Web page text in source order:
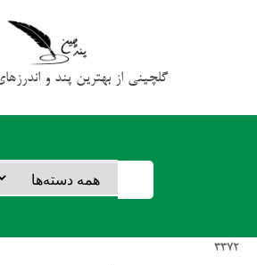
گلچینی از بهترین پند و
3372